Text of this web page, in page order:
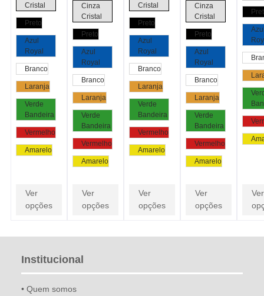
Cristal
Preto
Azul
Royal
Branco
Laranja
Verde
Bandeira
Vermelho
Amarelo
Ver
opções
Cinza
Cristal
Preto
Azul
Royal
Branco
Laranja
Verde
Bandeira
Vermelho
Amarelo
Ver
opções
Cristal
Preto
Azul
Royal
Branco
Laranja
Verde
Bandeira
Vermelho
Amarelo
Ver
opções
Cinza
Cristal
Preto
Azul
Royal
Branco
Laranja
Verde
Bandeira
Vermelho
Amarelo
Ver
opções
Ver
Institucional
• Quem somos